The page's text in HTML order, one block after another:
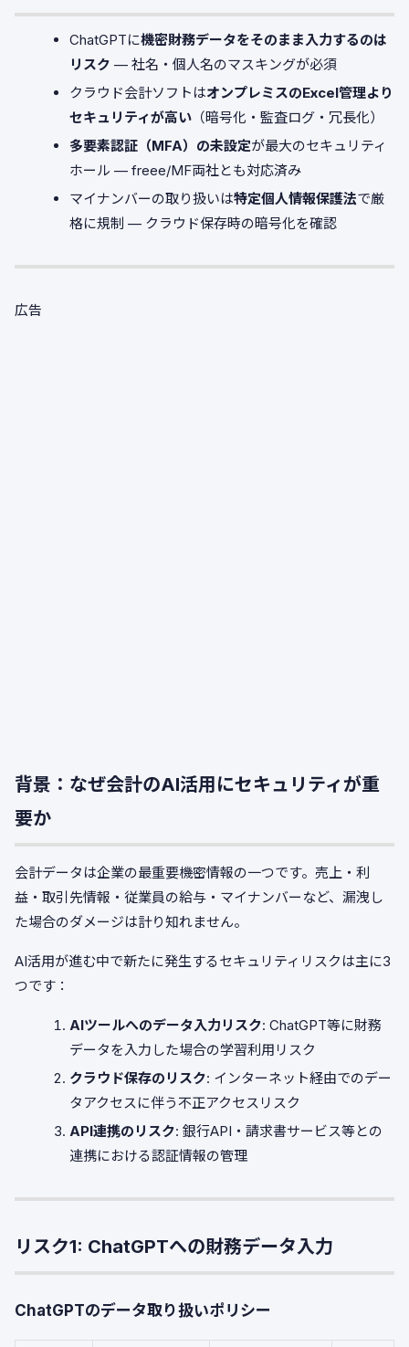
ChatGPTに機密財務データをそのまま入力するのは
リスク — 社名・個人名のマスキングが必須
クラウド会計ソフトはオンプレミスのExcel管理より
セキュリティが高い （暗号化・監査ログ・冗長化）
多要素認証（MFA）の未設定が最大のセキュリティ
ホール — freee/MF両社とも対応済み
マイナンバーの取り扱いは特定個人情報保護法で厳
格に規制 — クラウド保存時の暗号化を確認
広告
背景：なぜ会計のAI活用にセキュリティが重
要か
会計データは企業の最重要機密情報の一つです。売上・利
益・取引先情報・従業員の給与・マイナンバーなど、漏洩し
た場合のダメージは計り知れません。
AI活用が進む中で新たに発生するセキュリティリスクは主に3
つです：
AIツールへのデータ入力リスク: ChatGPT等に財務
データを入力した場合の学習利用リスク
クラウド保存のリスク: インターネット経由でのデー
タアクセスに伴う不正アクセスリスク
API連携のリスク: 銀行API・請求書サービス等との
連携における認証情報の管理
リスク1: ChatGPTへの財務データ入力
ChatGPTのデータ取り扱いポリシー